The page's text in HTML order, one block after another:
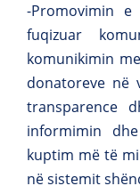
-Promovimin
fuqizuar
komunikimin
donatoreve
transparence
informimin
kuptim më të
në sistemit